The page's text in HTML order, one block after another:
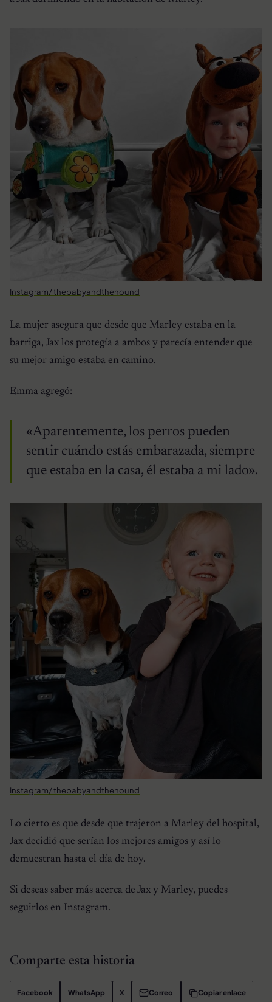
Instagram/ thebabyandthehound
La mujer asegura que desde que Marley estaba en la
barriga, Jax los protegía a ambos y parecía entender que
su mejor amigo estaba en camino.
Emma agregó:
«Aparentemente, los perros pueden
sentir cuándo estás embarazada, siempre
que estaba en la casa, él estaba a mi lado».
Instagram/ thebabyandthehound
Lo cierto es que desde que trajeron a Marley del hospital,
Jax decidió que serían los mejores amigos y así lo
demuestran hasta el día de hoy.
Si deseas saber más acerca de Jax y Marley, puedes
seguirlos en Instagram.
Comparte esta historia
Facebook WhatsApp X Correo Copiar enlace